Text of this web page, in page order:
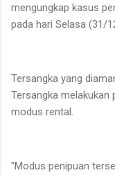
mengungkap kasus
pada hari Selasa (31/
Tersangka yang
Tersangka melakukan
modus rental.
"Modus penipuan